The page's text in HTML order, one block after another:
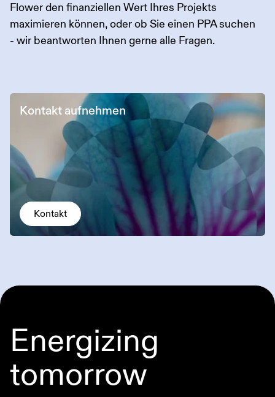
Flower den finanziellen Wert Ihres Projekts
maximieren können, oder ob Sie einen PPA suchen
- wir beantworten Ihnen gerne alle Fragen.
Kontakt aufnehmen
Kontakt
Energizing
tomorrow